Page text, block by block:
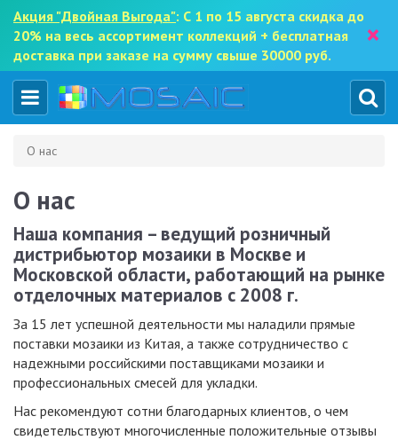
Акция "Двойная Выгода": С 1 по 15 августа скидка до
20% на весь ассортимент коллекций + бесплатная
доставка при заказе на сумму свыше 30000 руб.
×
О нас
О нас
Наша компания – ведущий розничный
дистрибьютор мозаики в Москве и
Московской области, работающий на рынке
отделочных материалов с 2008 г.
За 15 лет успешной деятельности мы наладили прямые
поставки мозаики из Китая, а также сотрудничество с
надежными российскими поставщиками мозаики и
профессиональных смесей для укладки.
Нас рекомендуют сотни благодарных клиентов, о чем
свидетельствуют многочисленные положительные отзывы